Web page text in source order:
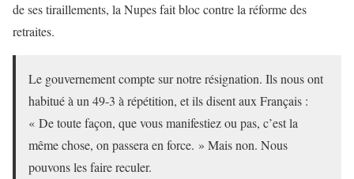
de ses tiraillements, la Nupes fait bloc contre la réforme des
retraites.
Le gouvernement compte sur notre résignation. Ils nous ont
habitué à un 49-3 à répétition, et ils disent aux Français :
« De toute façon, que vous manifestiez ou pas, c’est la
même chose, on passera en force. » Mais non. Nous
pouvons les faire reculer.